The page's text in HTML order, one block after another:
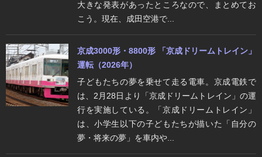
大きな発表があったところなので、まとめてお
こう。現在、成田空港で...
京成3000形・8800形 「京成ドリームトレイン」
運転（2026年）
子どもたちの夢を乗せて走る電車。京成電鉄で
は、2月28日より「京成ドリームトレイン」の運
行を実施している。「京成ドリームトレイン」
は、小学生以下の子どもたちが描いた「自分の
夢・将来の夢」を車内や...